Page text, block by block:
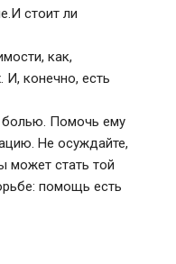
стоит ли
как,
И, конечно, есть
болью. Помочь ему
Не осуждайте,
может стать той
помощь есть